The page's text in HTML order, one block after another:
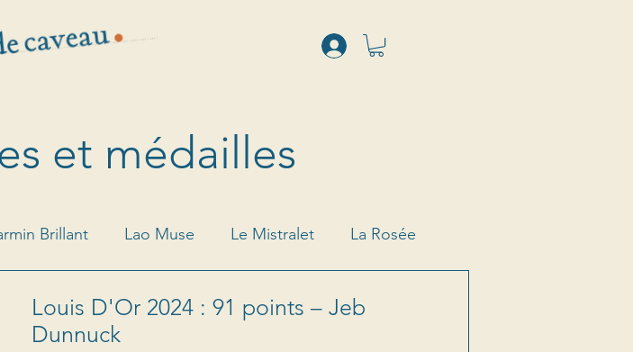
et médailles
Brillant Lao Muse Le Mistralet La Rosée
Louis D'Or 2024 : 91 points – Jeb
Dunnuck